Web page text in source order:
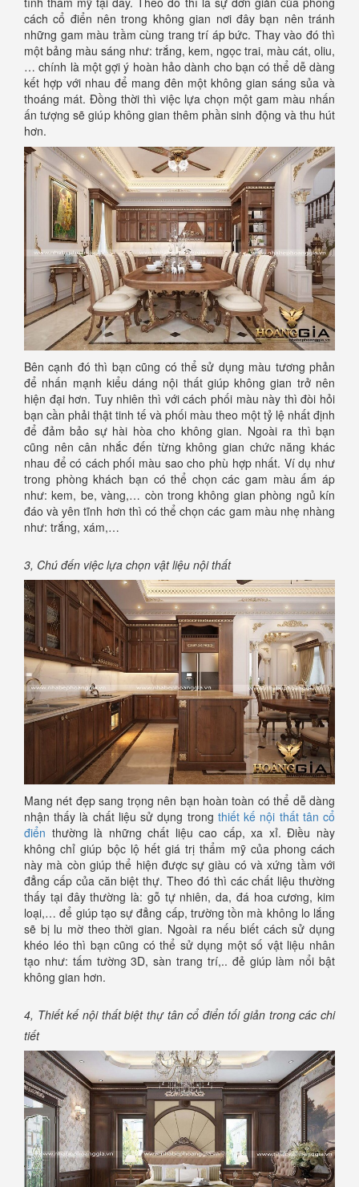
cách cổ điển nên trong không gian nơi đây bạn nên tránh
những gam màu trầm cùng trang trí áp bức. Thay vào đó thì
một bảng màu sáng như: trắng, kem, ngọc trai, màu cát, oliu,
… chính là một gợi ý hoàn hảo dành cho bạn có thể dễ dàng
kết hợp với nhau để mang đên một không gian sáng sủa và
thoáng mát. Đồng thời thì việc lựa chọn một gam màu nhấn
ấn tượng sẽ giúp không gian thêm phần sinh động và thu hút
hơn.
Bên cạnh đó thì bạn cũng có thể sử dụng màu tương phản
để nhấn mạnh kiểu dáng nội thất giúp không gian trở nên
hiện đại hơn. Tuy nhiên thì với cách phối màu này thì đòi hỏi
bạn cần phải thật tinh tế và phối màu theo một tỷ lệ nhất định
để đảm bảo sự hài hòa cho không gian. Ngoài ra thì bạn
cũng nên cân nhắc đến từng không gian chức năng khác
nhau để có cách phối màu sao cho phù hợp nhất. Ví dụ như
trong phòng khách bạn có thể chọn các gam màu ấm áp
như: kem, be, vàng,… còn trong không gian phòng ngủ kín
đáo và yên tĩnh hơn thì có thể chọn các gam màu nhẹ nhàng
như: trắng, xám,…
3, Chú đến việc lựa chọn vật liệu nội thất
Mang nét đẹp sang trọng nên bạn hoàn toàn có thể dễ dàng
nhận thấy là chất liệu sử dụng trong thiết kế nội thất tân cổ
điển thường là những chất liệu cao cấp, xa xỉ. Điều này
không chỉ giúp bộc lộ hết giá trị thẩm mỹ của phong cách
này mà còn giúp thể hiện được sự giàu có và xứng tầm với
đẳng cấp của căn biệt thự. Theo đó thì các chất liệu thường
thấy tại đây thường là: gỗ tự nhiên, da, đá hoa cương, kim
loại,… để giúp tạo sự đẳng cấp, trường tồn mà không lo lắng
sẽ bị lu mờ theo thời gian. Ngoài ra nếu biết cách sử dụng
khéo léo thì bạn cũng có thể sử dụng một số vật liệu nhân
tạo như: tấm tường 3D, sàn trang trí,.. đẻ giúp làm nổi bật
không gian hơn.
4, Thiết kế nội thất biệt thự tân cổ điển tối giản trong các chi
tiết